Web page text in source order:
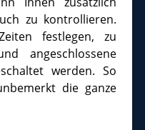
zu kontrollieren.
festlegen, zu
angeschlossene
werden. So
die ganze